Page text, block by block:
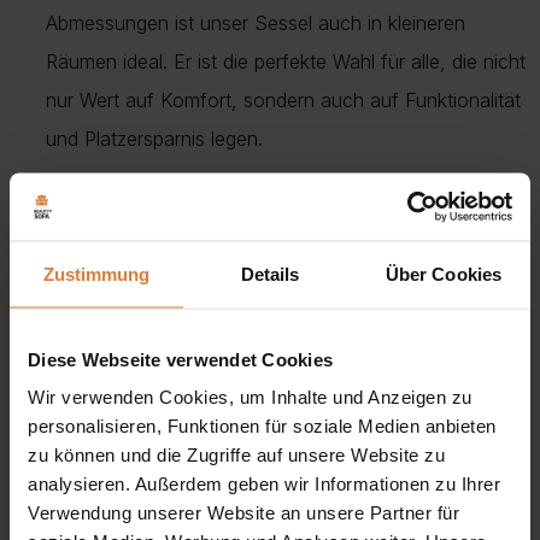
Zustimmung Details Über Cookies
Diese Webseite verwendet Cookies
Wir verwenden Cookies, um Inhalte und Anzeigen zu
personalisieren, Funktionen für soziale Medien anbieten
zu können und die Zugriffe auf unsere Website zu
analysieren. Außerdem geben wir Informationen zu Ihrer
Verwendung unserer Website an unsere Partner für
Abmessungen ist unser Sessel auch in kleineren
Räumen ideal. Er ist die perfekte Wahl für alle, die nicht
nur Wert auf Komfort, sondern auch auf Funktionalität
und Platzersparnis legen.
Schaffen Sie sich Ihre einzigartige Entspannungszone mit
Moment, den Sie zu Hause verbringen, voll von Komfort,
Gemütlichkeit und Eleganz sein!
Abmessungen:
Breite:82 cm
Höhe:94 cm
Tiefe: